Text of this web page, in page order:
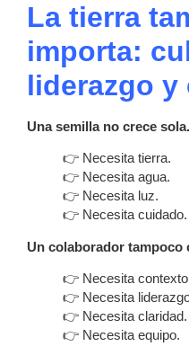
La tierra
importa:
liderazgo y
Una semilla no crece sola.
👉 Necesita tierra.
👉 Necesita agua.
👉 Necesita luz.
👉 Necesita cuidado.
Un colaborador tampoco
👉 Necesita
👉 Necesita
👉 Necesita claridad.
👉 Necesita equipo.